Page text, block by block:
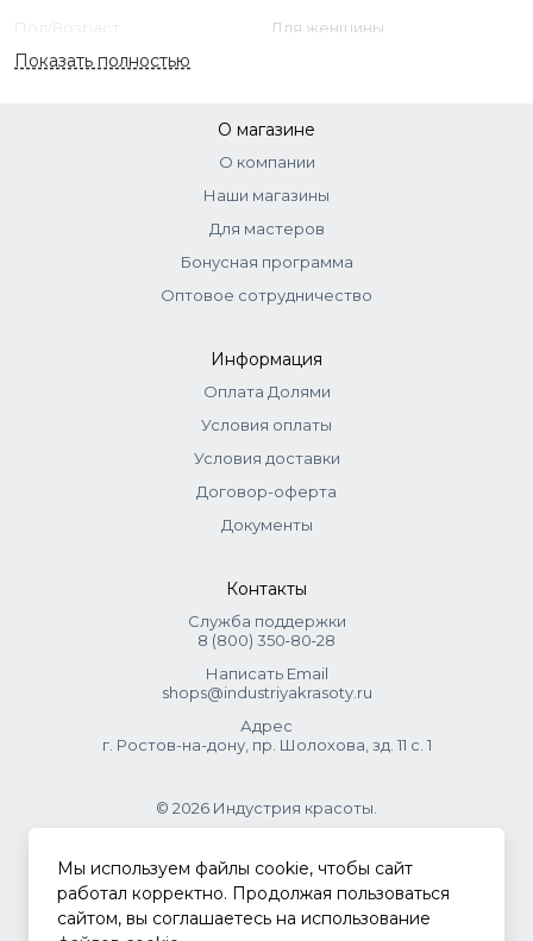
Пол/Возраст
Для женщины
Тип кожи
Показать полностью
О магазине
О компании
Наши магазины
Для мастеров
Бонусная программа
Оптовое сотрудничество
Информация
Оплата Долями
Условия оплаты
Условия доставки
Договор-оферта
Документы
Контакты
Служба поддержки
8 (800) 350‑80‑28
Написать Email
shops@industriyakrasoty.ru
Адрес
г. Ростов-на-дону, пр. Шолохова, зд. 11 с. 1
© 2026 Индустрия красоты.
.
Политика конфиденциальности
Мы используем файлы cookie, чтобы сайт
работал корректно. Продолжая пользоваться
сайтом, вы соглашаетесь на использование